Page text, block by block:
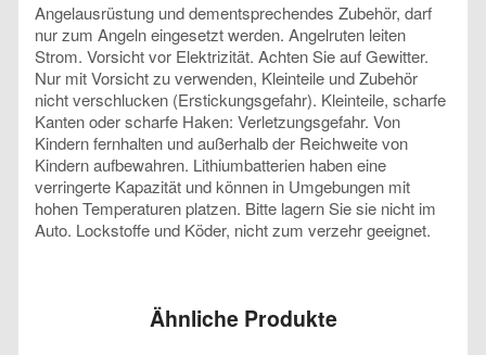
Angelausrüstung und dementsprechendes Zubehör, darf
nur zum Angeln eingesetzt werden. Angelruten leiten
Strom. Vorsicht vor Elektrizität. Achten Sie auf Gewitter.
Nur mit Vorsicht zu verwenden, Kleinteile und Zubehör
nicht verschlucken (Erstickungsgefahr). Kleinteile, scharfe
Kanten oder scharfe Haken: Verletzungsgefahr. Von
Kindern fernhalten und außerhalb der Reichweite von
Kindern aufbewahren. Lithiumbatterien haben eine
verringerte Kapazität und können in Umgebungen mit
hohen Temperaturen platzen. Bitte lagern Sie sie nicht im
Auto. Lockstoffe und Köder, nicht zum verzehr geeignet.
Ähnliche Produkte